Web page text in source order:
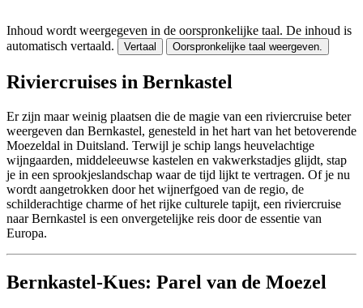
Inhoud wordt weergegeven in de oorspronkelijke taal. De inhoud is
automatisch vertaald.
Vertaal Oorspronkelijke taal weergeven.
Riviercruises in Bernkastel
Er zijn maar weinig plaatsen die de magie van een riviercruise beter
weergeven dan Bernkastel, genesteld in het hart van het betoverende
Moezeldal in Duitsland. Terwijl je schip langs heuvelachtige
wijngaarden, middeleeuwse kastelen en vakwerkstadjes glijdt, stap
je in een sprookjeslandschap waar de tijd lijkt te vertragen. Of je nu
wordt aangetrokken door het wijnerfgoed van de regio, de
schilderachtige charme of het rijke culturele tapijt, een riviercruise
naar Bernkastel is een onvergetelijke reis door de essentie van
Europa.
Bernkastel-Kues: Parel van de Moezel